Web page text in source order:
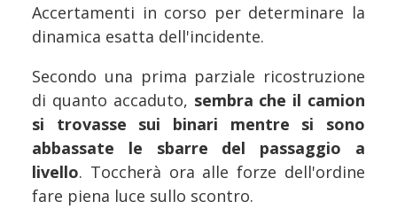
Accertamenti in corso per determinare la
dinamica esatta dell'incidente.
Secondo una prima parziale ricostruzione
di quanto accaduto, sembra che il camion
si trovasse sui binari mentre si sono
abbassate le sbarre del passaggio a
livello. Toccherà ora alle forze dell'ordine
fare piena luce sullo scontro.